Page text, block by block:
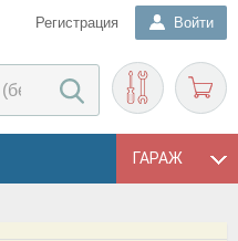
Регистрация Войти
ГАРАЖ